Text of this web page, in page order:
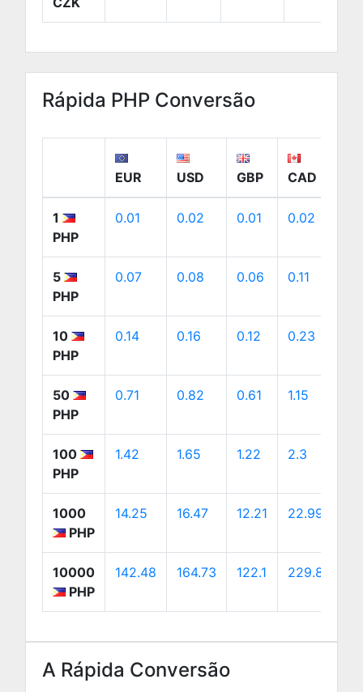
Rápida PHP Conversão
EUR USD GBP CAD
1
PHP
0.01 0.02 0.01 0.02
5
PHP
0.07 0.08 0.06 0.11
10
PHP
0.14 0.16 0.12 0.23
50
PHP
0.71 0.82 0.61 1.15
100
PHP
1.42 1.65 1.22 2.3
1000
PHP
14.25 16.47 12.21 22.99
10000
PHP
142.48 164.73 122.1 229.89
A Rápida Conversão